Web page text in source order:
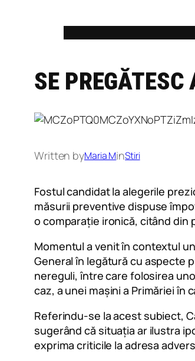
SE
Written byMaria MinStiri
Fostul candidat la alegerile
măsurii preventive dispuse
o comparație ironică, citând din
Momentul a venit în contextul
General în legătură cu aspecte
nereguli, între care folosirea
caz, a unei mașini a Primăriei în
Referindu-se la acest subiect,
sugerând că situația ar ilustra
exprima criticile la adresa